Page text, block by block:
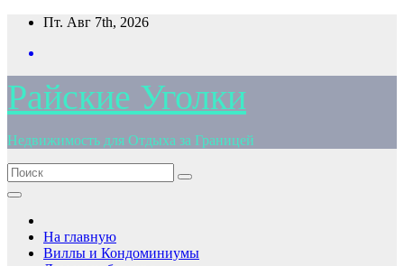
Перейти
содержимому
Пт. Авг 7th, 2026
Райские Уголки
Недвижимость для Отдыха за Границей
На главную
Виллы и Кондоминиумы